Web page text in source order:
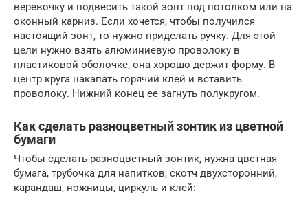
веревочку и подвесить такой зонт под потолком или на
оконный карниз. Если хочется, чтобы получился
настоящий зонт, то нужно приделать ручку. Для этой
цели нужно взять алюминиевую проволоку в
пластиковой оболочке, она хорошо держит форму. В
центр круга накапать горячий клей и вставить
проволоку. Нижний конец ее загнуть полукругом.
Как сделать разноцветный зонтик из цветной
бумаги
Чтобы сделать разноцветный зонтик, нужна цветная
бумага, трубочка для напитков, скотч двухсторонний,
карандаш, ножницы, циркуль и клей: